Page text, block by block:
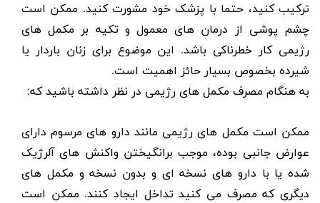
ترکیب کنید، حتما با پزشک خود مشورت کنید. ممکن است
چشم پوشی از درمان های معمول و تکیه بر مکمل های
رژیمی کار خطرناکی باشد. این موضوع برای زنان باردار یا
شیرده بخصوص بسیار حائز اهمیت است.
به هنگام مصرف مکمل های رژیمی در نظر داشته باشید که:
ممکن است مکمل های رژیمی مانند دارو های مرسوم دارای
عوارض جانبی بوده، موجب برانگیختن واکنش های آلرژیک
شده یا با دارو های نسخه ای و بدون نسخه و مکمل های
دیگری که مصرف می کنید تداخل ایجاد کنند. ممکن است